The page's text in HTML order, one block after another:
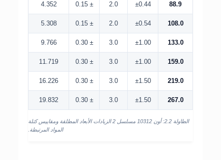
88.9
±0.44
2.0
± 0.15
4.352
108.0
±0.54
2.0
± 0.15
5.308
133.0
±1.00
3.0
± 0.30
9.766
159.0
±1.00
3.0
± 0.30
11.719
219.0
±1.50
3.0
± 0.30
16.226
267.0
±1.50
3.0
± 0.30
19.832
الطاولة 2.2: أون 10312 مسلسل 2 الزيادات الأبعاد المطلقة ومقاييس كتلة
المواد المرتبطة.